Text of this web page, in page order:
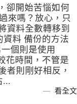
卻開始苦惱如何
來嗎？放心，只
資料全數轉移到
料 備份的方法
個則是使用
花時間，不管是
者則剛好相反，
...
看全文